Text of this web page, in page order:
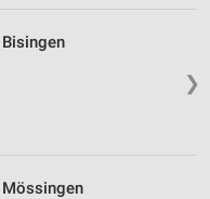
❯
Mössingen